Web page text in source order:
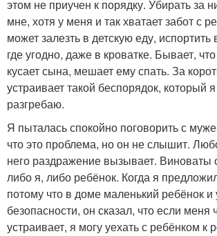
этом не приучен к порядку. Убирать за
мне, хотя у меня и так хватает забот с
может залезть в детскую еду,
где угодно, даже в кроватке. Бывает,
кусает сына, мешает ему спать. За
устраивает такой беспорядок, который
разгребаю.
Я пыталась спокойно поговорить с
что это проблема, но он не слышит.
него раздражение вызывает. Виноваты
либо я, либо ребёнок. Когда я
потому что в доме маленький ребёнок
безопасности, он сказал, что если меня
устраивает, я могу уехать с ребёнком к